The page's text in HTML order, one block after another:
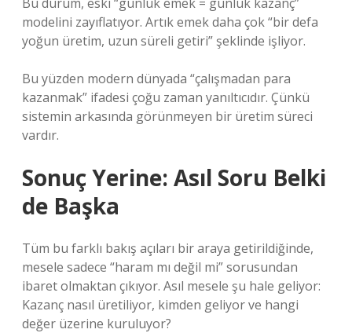
modelini zayıflatıyor. Artık emek daha çok “bir defa
yoğun üretim, uzun süreli getiri” şeklinde işliyor.
Bu yüzden modern dünyada “çalışmadan para
kazanmak” ifadesi çoğu zaman yanıltıcıdır. Çünkü
sistemin arkasında görünmeyen bir üretim süreci
vardır.
Sonuç Yerine: Asıl Soru Belki
de Başka
Tüm bu farklı bakış açıları bir araya getirildiğinde,
mesele sadece “haram mı değil mi” sorusundan
ibaret olmaktan çıkıyor. Asıl mesele şu hale geliyor:
Kazanç nasıl üretiliyor, kimden geliyor ve hangi
değer üzerine kuruluyor?